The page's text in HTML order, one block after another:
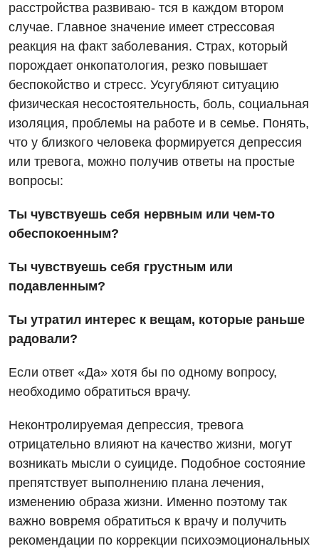
Мероприятия БПР
Энциклопедия
Программа лояльности
Отзывы
Видео
Диагностика
Ангиографические исследования
Диагностическое отделение
Инструментальная диагностика
Компьютерная томография
Магнитно-резонансная томография
Маммография
Нейросонография
УЗИ
Гинекологическое отделение
Дневной стационар
Отдел госпитализации
Отделение интенсивной терапии
Отделение неотложных состояний
Лечение острого инфаркта
расстройства развиваю- тся в каждом втором
случае. Главное значение имеет стрессовая
реакция на факт заболевания. Страх, который
порождает онкопатология, резко повышает
беспокойство и стресс. Усугубляют ситуацию
физическая несостоятельность, боль, социальная
изоляция, проблемы на работе и в семье. Понять,
что у близкого человека формируется депрессия
или тревога, можно получив ответы на простые
вопросы:
Ты чувствуешь себя нервным или чем-то
обеспокоенным?
Ты чувствуешь себя грустным или
подавленным?
Ты утратил интерес к вещам, которые раньше
радовали?
Если ответ «Да» хотя бы по одному вопросу,
необходимо обратиться врачу.
Неконтролируемая депрессия, тревога
отрицательно влияют на качество жизни, могут
возникать мысли о суициде. Подобное состояние
препятствует выполнению плана лечения,
изменению образа жизни. Именно поэтому так
важно вовремя обратиться к врачу и получить
рекомендации по коррекции психоэмоциональных